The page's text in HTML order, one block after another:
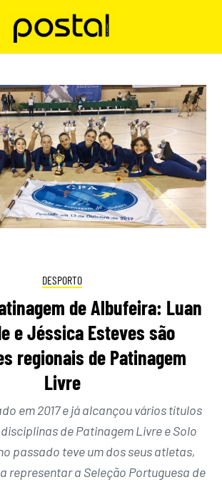
DESPORTO
de Albufeira: Luan
e Jéssica Esteves são
regionais de Patinagem
Livre
em 2017 e já alcançou vários títulos
de Patinagem Livre e Solo
passado teve um dos seus atletas,
representar a Seleção Portuguesa de